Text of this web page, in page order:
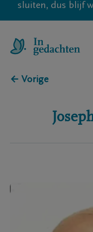
sluiten, dus blijf
← Vorige